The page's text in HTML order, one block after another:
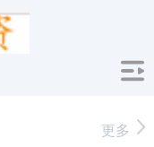
更多